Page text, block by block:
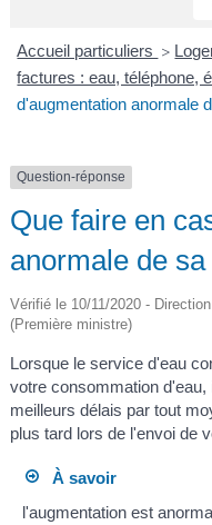
Accueil particuliers >
factures : eau, téléphone,
d'augmentation anormale
Question-réponse
Que faire en
anormale de
Vérifié le 10/11/2020 -
(Première ministre)
Lorsque le service d'eau
votre consommation
meilleurs délais par tout
plus tard lors de l'envoi de
À savoir
l'augmentation est